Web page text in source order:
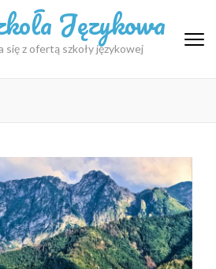
Językowa
się z ofertą szkoły językowej